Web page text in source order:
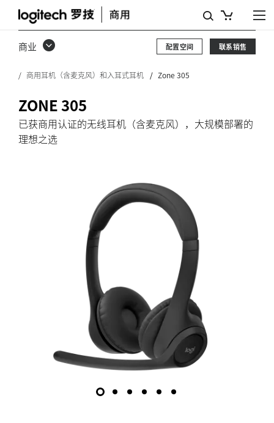
ZONE
305
商
用
耳
机
（含
商业 联系销售
配置空间
商用耳机（含麦克风）和入耳式耳机 Zone 305
ZONE 305
已获商用认证的无线耳机（含麦克风），大规模部署的
理想之选